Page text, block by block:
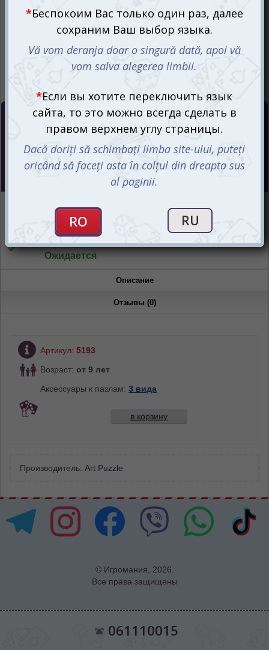
Цена :
150mdl
СООБЩИТЬ О ПОСТУПЛЕНИИ
Ожидается
Магазин “Игромания”
Ожидается
Описание
Отзывы (0)
Артикул: 5193
Возраст: от 9 лет
Аксессуары к пазлам: 3 вида
в корзину
Производитель: Art Puzzle
© Игромания, 2026.
Все права защищены
061110015